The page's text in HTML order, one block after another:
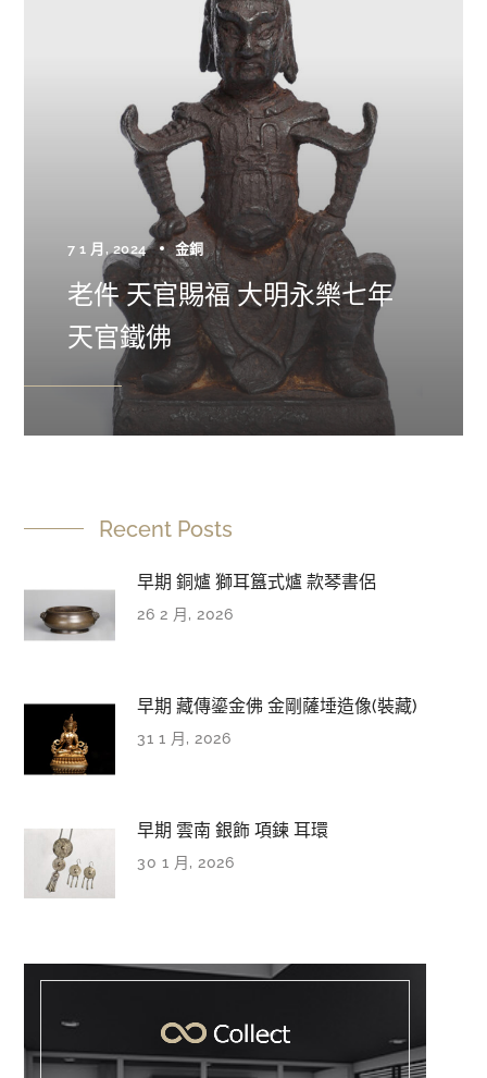
7 1 月, 2024 金銅
老件 天官賜福 大明永樂七年
天官鐵佛
Recent Posts
早期 銅爐 獅耳簋式爐 款琴書侶
26 2 月, 2026
早期 藏傳鎏金佛 金剛薩埵造像(裝藏)
31 1 月, 2026
早期 雲南 銀飾 項鍊 耳環
30 1 月, 2026